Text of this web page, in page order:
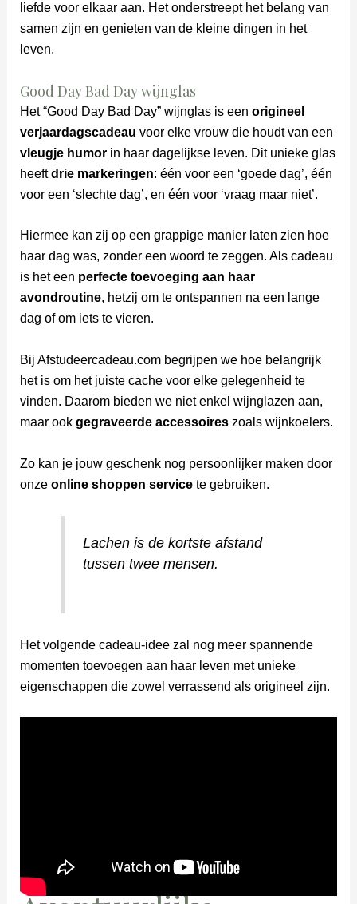
liefde voor elkaar aan. Het onderstreept het belang van
samen zijn en genieten van de kleine dingen in het
leven.
Good Day Bad Day wijnglas
Het “Good Day Bad Day” wijnglas is een origineel
verjaardagscadeau voor elke vrouw die houdt van een
vleugje humorin haar dagelijkse leven. Dit unieke glas
heeftdrie markeringen: één voor een ‘goede dag’, één
voor een ‘slechte dag’, en één voor ‘vraag maar niet’.
Hiermee kan zij op een grappige manier laten zien hoe
haar dag was, zonder een woord te zeggen. Als cadeau
is het een perfecte toevoeging aan haar
avondroutine, hetzij om te ontspannen na een lange
dag of om iets te vieren.
Bij Afstudeercadeau.com begrijpen we hoe belangrijk
het is om het juiste cache voor elke gelegenheid te
vinden. Daarom bieden we niet enkel wijnglazen aan,
maar ook gegraveerde accessoireszoals wijnkoelers.
Zo kan je jouw geschenk nog persoonlijker maken door
onze online shoppen servicete gebruiken.
Lachen is de kortste afstand
tussen twee mensen.
Het volgende cadeau-idee zal nog meer spannende
momenten toevoegen aan haar leven met unieke
eigenschappen die zowel verrassend als origineel zijn.